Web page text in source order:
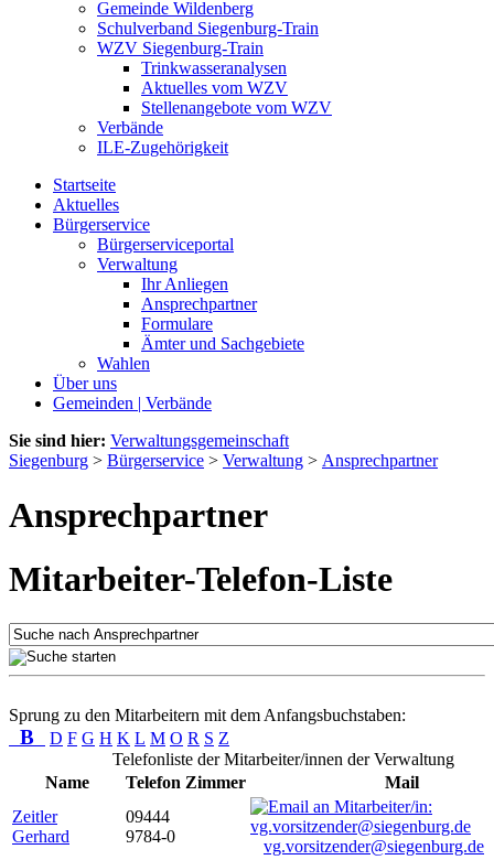
Gemeinde Wildenberg
Schulverband Siegenburg-Train
WZV Siegenburg-Train
Trinkwasseranalysen
Aktuelles vom WZV
Stellenangebote vom WZV
Verbände
ILE-Zugehörigkeit
Startseite
Aktuelles
Bürgerservice
Bürgerserviceportal
Verwaltung
Ihr Anliegen
Ansprechpartner
Formulare
Ämter und Sachgebiete
Wahlen
Über uns
Gemeinden | Verbände
Sie sind hier: Verwaltungsgemeinschaft
Siegenburg > Bürgerservice > Verwaltung > Ansprechpartner
Ansprechpartner
Mitarbeiter-Telefon-Liste
Sprung zu den Mitarbeitern mit dem Anfangsbuchstaben:
B D F G H K L M O R S Z
Telefonliste der Mitarbeiter/innen der Verwaltung
Name
Telefon Zimmer
Mail
Zeitler
Gerhard
09444
9784-0
vg.vorsitzender@siegenburg.de